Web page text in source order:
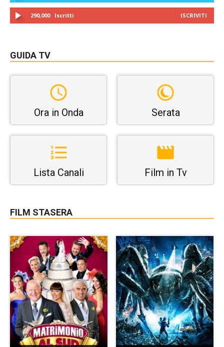
290,000 Iscritti ISCRIVITI
GUIDA TV
Ora in Onda Serata
Lista Canali Film in Tv
FILM STASERA